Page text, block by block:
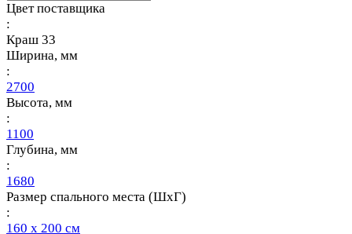
Цвет поставщика
:
Краш 33
Ширина, мм
:
2700
Высота, мм
:
1100
Глубина, мм
:
1680
Размер спального места (ШхГ)
:
160 х 200 см